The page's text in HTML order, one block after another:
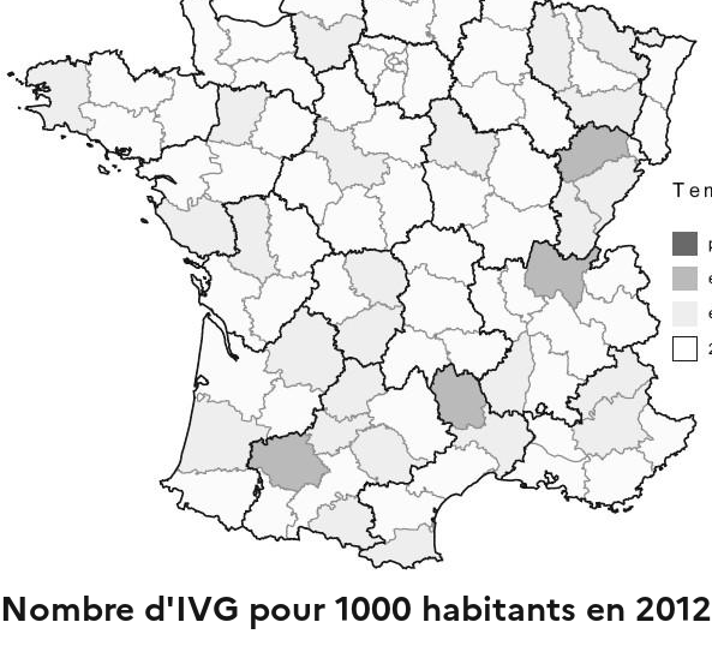
Nombre d'IVG pour 1000 habitants en 2012